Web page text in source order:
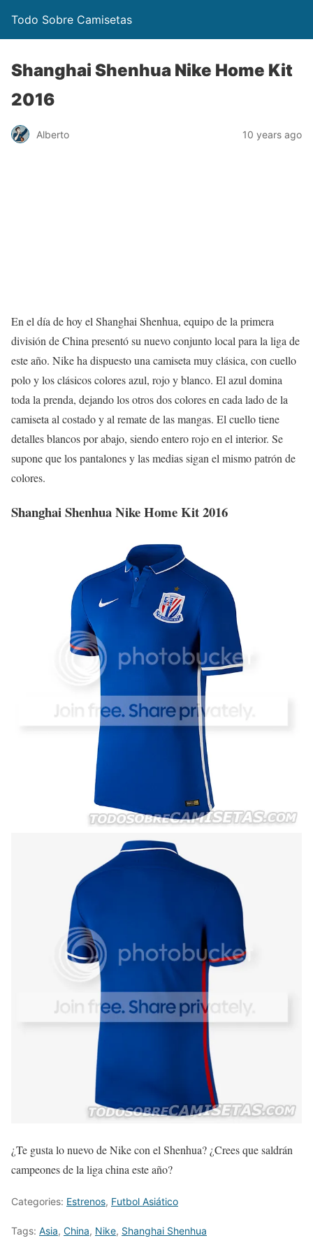
Todo Sobre Camisetas
Shanghai Shenhua Nike Home Kit
2016
Alberto 10 years ago
En el día de hoy el Shanghai Shenhua, equipo de la primera
división de China presentó su nuevo conjunto local para la liga de
este año. Nike ha dispuesto una camiseta muy clásica, con cuello
polo y los clásicos colores azul, rojo y blanco. El azul domina
toda la prenda, dejando los otros dos colores en cada lado de la
camiseta al costado y al remate de las mangas. El cuello tiene
detalles blancos por abajo, siendo entero rojo en el interior. Se
supone que los pantalones y las medias sigan el mismo patrón de
colores.
Shanghai Shenhua Nike Home Kit 2016
¿Te gusta lo nuevo de Nike con el Shenhua? ¿Crees que saldrán
campeones de la liga china este año?
Categories: Estrenos, Futbol Asiático
Tags: Asia, China, Nike, Shanghai Shenhua